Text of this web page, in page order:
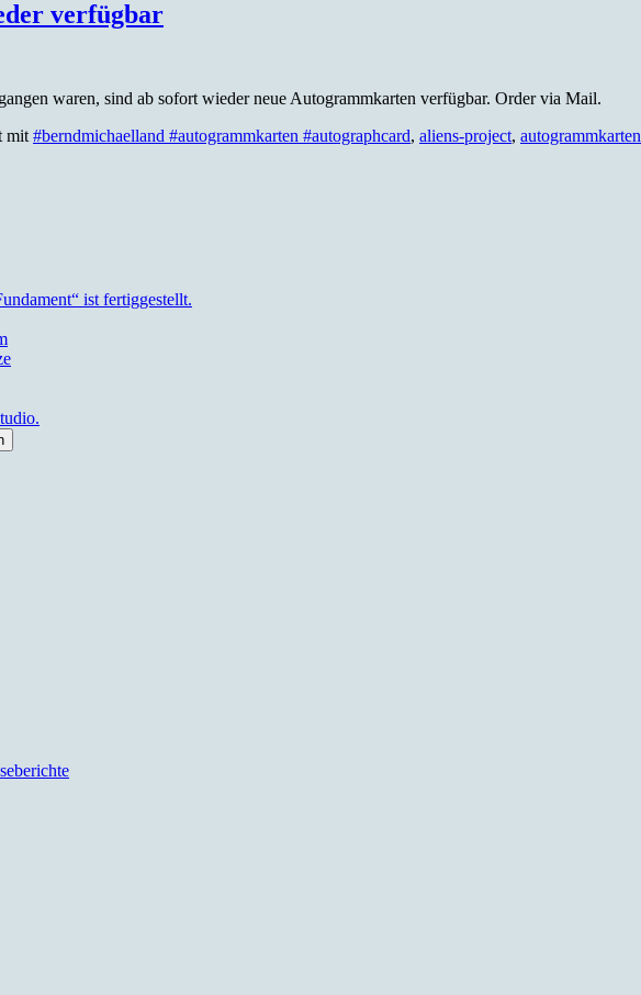
verfügbar
waren, sind ab sofort wieder neue Autogrammkarten verfügbar. Order via Mail.
mit #berndmichaelland #autogrammkarten #autographcard, aliens-project, autogrammkarten
ist fertiggestellt.